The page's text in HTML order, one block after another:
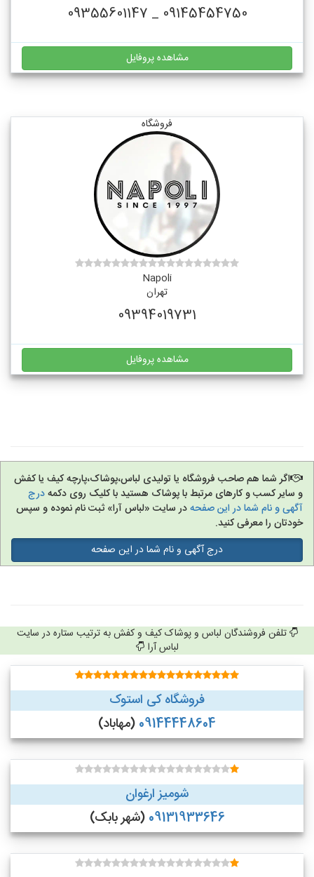
09145454750 _ 09355601147
مشاهده پروفایل
فروشگاه
Napoli
تهران
09394019731
مشاهده پروفایل
اگر شما هم صاحب فروشگاه یا تولیدی لباس،پوشاک،پارچه کیف یا کفش
و سایر کسب و کارهای مرتبط با پوشاک هستید با کلیک روی دکمهدرج
آگهی و نام شما در این صفحهدر سایت «لباس آرا» ثبت نام نموده و سپس
خودتان را معرفی کنید.
درج آگهی و نام شما در این صفحه
تلفن فروشندگان لباس و پوشاک کیف و کفش به ترتیب ستاره در سایت
لباس آرا
فروشگاه کی استوک
09144448604 (مهاباد)
شومیز ارغوان
09131933646 (شهر بابک)